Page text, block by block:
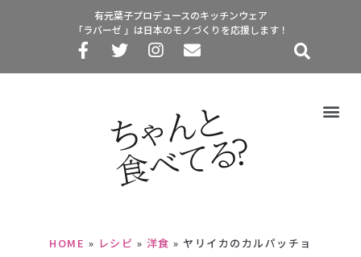
有元葉子プロデュースのキッチンウェア
「ラバーゼ 」は日本のモノづくりを応援します！
HOME » レシピ » 洋食 »ヤリイカのカルパッチョ